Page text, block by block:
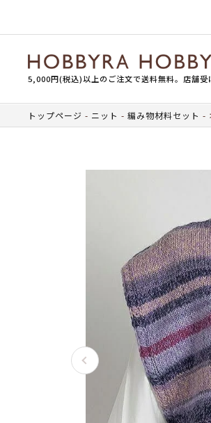
5,000円(税込)以上のご注文で送料無料。店舗受
トップページ ニット 編み物材料セット